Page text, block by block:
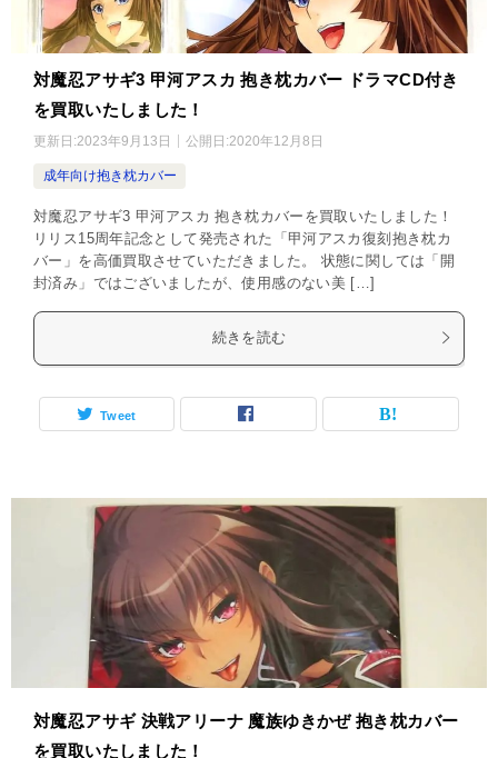
対魔忍アサギ3 甲河アスカ 抱き枕カバー ドラマCD付き
を買取いたしました！
更新日:2023年9月13日 公開日:2020年12月8日
成年向け抱き枕カバー
対魔忍アサギ3 甲河アスカ 抱き枕カバーを買取いたしました！
リリス15周年記念として発売された「甲河アスカ復刻抱き枕カ
バー」を高価買取させていただきました。 状態に関しては「開
封済み」ではございましたが、使用感のない美 […]
続きを読む
Tweet
対魔忍アサギ 決戦アリーナ 魔族ゆきかぜ 抱き枕カバー
を買取いたしました！